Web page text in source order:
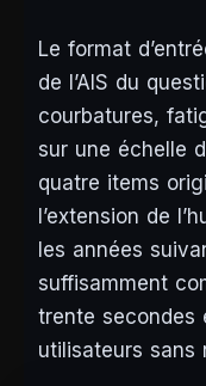
Le format
de l’AIS du
courbatures,
sur une échelle
quatre items
l’extension de
les années
suffisamment
trente secondes
utilisateurs sans